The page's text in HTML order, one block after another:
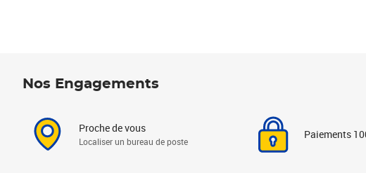
Nos Engagements
Proche de vous
Localiser un bureau de poste
Paiements